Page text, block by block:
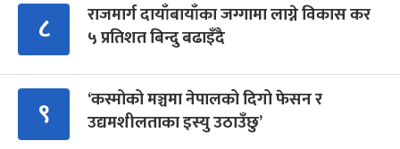
८
राजमार्ग दायाँबायाँका जग्गामा लाग्ने विकास कर
५ प्रतिशत बिन्दु बढाइँदै
९
‘कस्मोको मञ्चमा नेपालको दिगो फेसन र
उद्यमशीलताका इस्यु उठाउँछु’